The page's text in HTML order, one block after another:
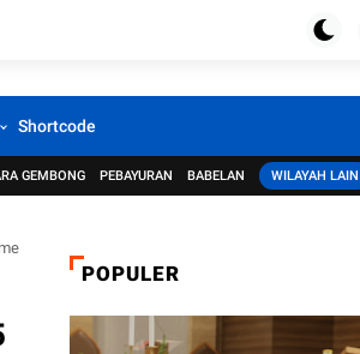
Shortcode
GEMBONG PEBAYURAN BABELAN WILAYAH LAIN
POPULER